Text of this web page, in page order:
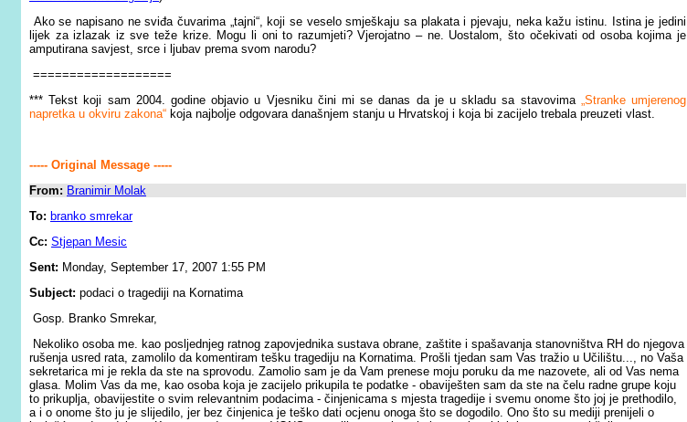
Ako se napisano ne sviđa čuvarima „tajni“, koji se veselo smješkaju sa plakata i pjevaju, neka kažu istinu. Istina je jedini
lijek za izlazak iz sve teže krize. Mogu li oni to razumjeti? Vjerojatno – ne. Uostalom, što očekivati od osoba kojima je
amputirana savjest, srce i ljubav prema svom narodu?
===================
*** Tekst koji sam 2004. godine objavio u Vjesniku čini mi se danas da je u skladu sa stavovima „Stranke umjerenog
napretka u okviru zakona“ koja najbolje odgovara današnjem stanju u Hrvatskoj i koja bi zacijelo trebala preuzeti vlast.
----- Original Message -----
From: Branimir Molak
To: branko smrekar
Cc: Stjepan Mesic
Sent: Monday, September 17, 2007 1:55 PM
Subject: podaci o tragediji na Kornatima
Gosp. Branko Smrekar,
Nekoliko osoba me. kao posljednjeg ratnog zapovjednika sustava obrane, zaštite i spašavanja stanovništva RH do njegova
rušenja usred rata, zamolilo da komentiram tešku tragediju na Kornatima. Prošli tjedan sam Vas tražio u Učilištu..., no Vaša
sekretarica mi je rekla da ste na sprovodu. Zamolio sam je da Vam prenese moju poruku da me nazovete, ali od Vas nema
glasa. Molim Vas da me, kao osoba koja je zacijelo prikupila te podatke - obaviješten sam da ste na čelu radne grupe koju
to prikuplja, obavijestite o svim relevantnim podacima - činjenicama s mjesta tragedije i svemu onome što joj je prethodilo,
a i o onome što ju je slijedilo, jer bez činjenica je teško dati ocjenu onoga što se dogodilo. Ono što su mediji prenijeli o